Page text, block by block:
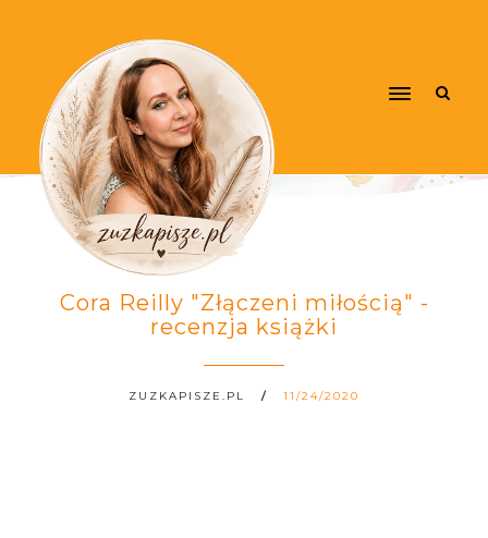
Cora Reilly "Złączeni miłością" -
recenzja książki
ZUZKAPISZE.PL 11/24/2020